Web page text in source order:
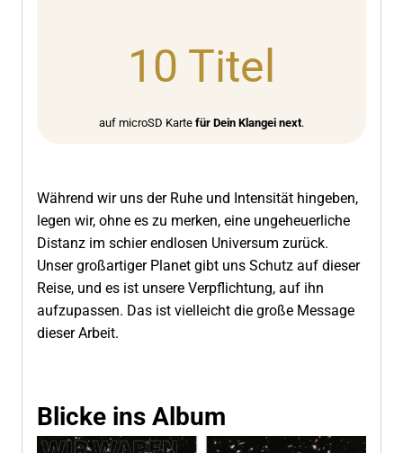
10 Titel
auf microSD Karte für Dein Klangei next.
Während wir uns der Ruhe und Intensität hingeben,
legen wir, ohne es zu merken, eine ungeheuerliche
Distanz im schier endlosen Universum zurück.
Unser großartiger Planet gibt uns Schutz auf dieser
Reise, und es ist unsere Verpflichtung, auf ihn
aufzupassen. Das ist vielleicht die große Message
dieser Arbeit.
Blicke ins Album